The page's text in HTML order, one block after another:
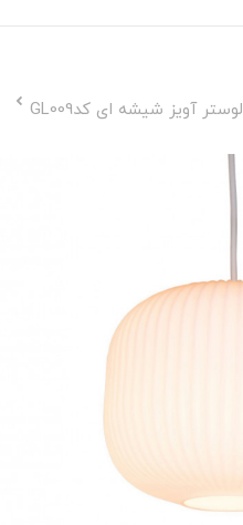
لوستر آویز شیشه ای کدGL009